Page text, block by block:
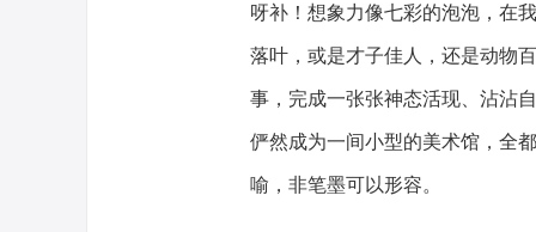
呀补！想象力像七彩的泡泡，在
落叶，或是才子佳人，还是动物
事，完成一张张神态活现、沾沾
俨然成为一间小型的美术馆，全
喻，非笔墨可以形容。